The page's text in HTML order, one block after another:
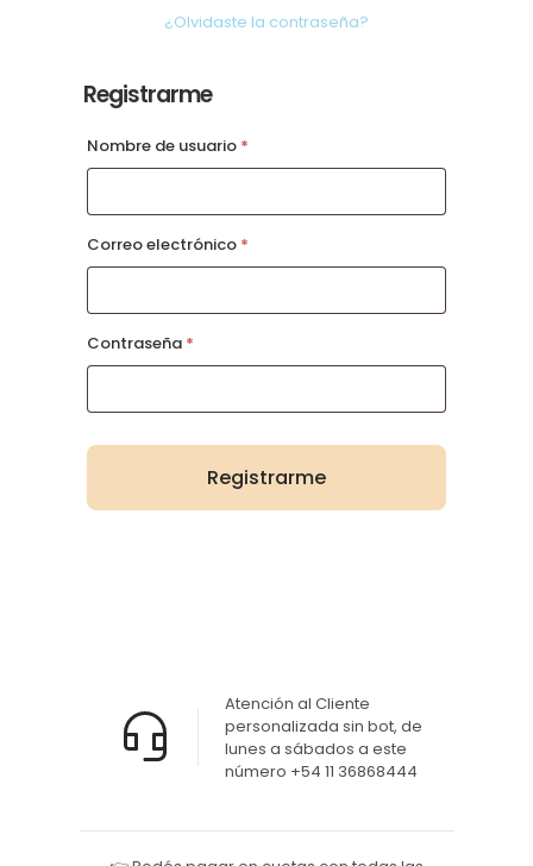
¿Olvidaste la contraseña?
Registrarme
Nombre de usuario *Requerido
Correo electrónico *Requerido
Contraseña *Requerido
Registrarme
Atención al Cliente
personalizada sin bot, de
lunes a sábados a este
número +54 11 36868444